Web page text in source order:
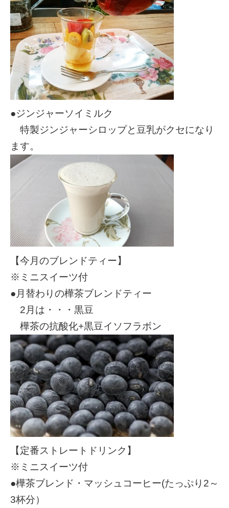
●ジンジャーソイミルク
特製ジンジャーシロップと豆乳がクセになり
ます。
【今月のブレンドティー】
※ミニスイーツ付
●月替わりの樺茶ブレンドティー
2月は・・・黒豆
樺茶の抗酸化+黒豆イソフラボン
【定番ストレートドリンク】
※ミニスイーツ付
●樺茶ブレンド・マッシュコーヒー(たっぷり2～
3杯分）